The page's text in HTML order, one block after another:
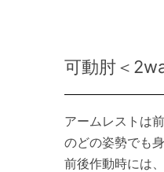
可動肘＜
アームレストは
のどの姿勢でも
前後作動時には